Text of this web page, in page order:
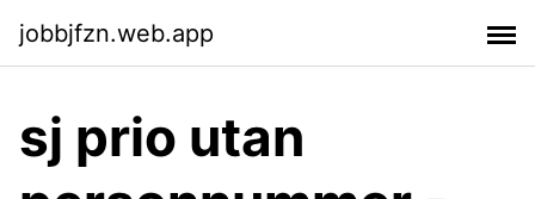
jobbjfzn.web.app
sj prio utan